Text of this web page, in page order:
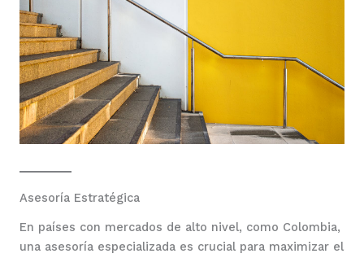
Asesoría Estratégica
En países con mercados de alto nivel, como Colombia,
una asesoría especializada es crucial para maximizar el